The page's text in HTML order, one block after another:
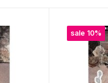
sale 10%